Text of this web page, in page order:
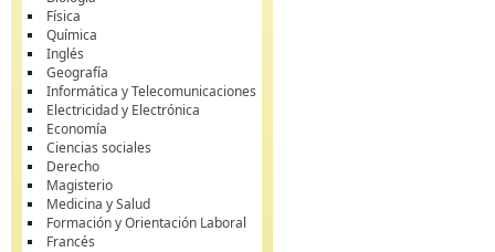
Física
Química
Inglés
Geografía
Informática y Telecomunicaciones
Electricidad y Electrónica
Economía
Ciencias sociales
Derecho
Magisterio
Medicina y Salud
Formación y Orientación Laboral
Francés